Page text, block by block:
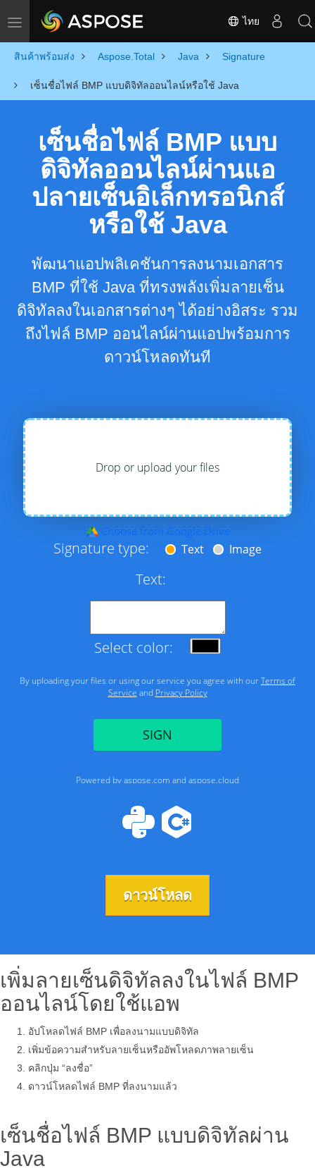
Toggle navigation ไทย
สินค้าพร้อมส่ง Aspose.Total Java Signature
เซ็นชื่อไฟล์ BMP แบบดิจิทัลออนไลน์หรือใช้ Java
เซ็นชื่อไฟล์ BMP แบบ
ดิจิทัลออนไลน์ผ่านแอ
ปลายเซ็นอิเล็กทรอนิกส์
หรือใช้ Java
พัฒนาแอปพลิเคชันการลงนามเอกสาร
BMP ที่ใช้ Java ที่ทรงพลังเพิ่มลายเซ็น
ดิจิทัลลงในเอกสารต่างๆ ได้อย่างอิสระ รวม
ถึงไฟล์ BMP ออนไลน์ผ่านแอปพร้อมการ
ดาวน์โหลดทันที
ดาวน์โหลด
เพิ่มลายเซ็นดิจิทัลลงในไฟล์ BMP
ออนไลน์โดยใช้แอพ
อัปโหลดไฟล์ BMP เพื่อลงนามแบบดิจิทัล
เพิ่มข้อความสำหรับลายเซ็นหรืออัพโหลดภาพลายเซ็น
คลิกปุ่ม “ลงชื่อ”
ดาวน์โหลดไฟล์ BMP ที่ลงนามแล้ว
เซ็นชื่อไฟล์ BMP แบบดิจิทัลผ่าน
Java